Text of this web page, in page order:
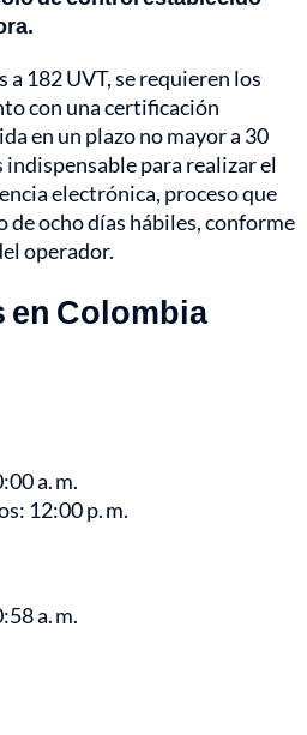
182 UVT, se requieren los
con una certificación
en un plazo no mayor a 30
indispensable para realizar el
electrónica, proceso que
de ocho días hábiles, conforme
operador.
en Colombia
a. m.
12:00 p. m.
a. m.